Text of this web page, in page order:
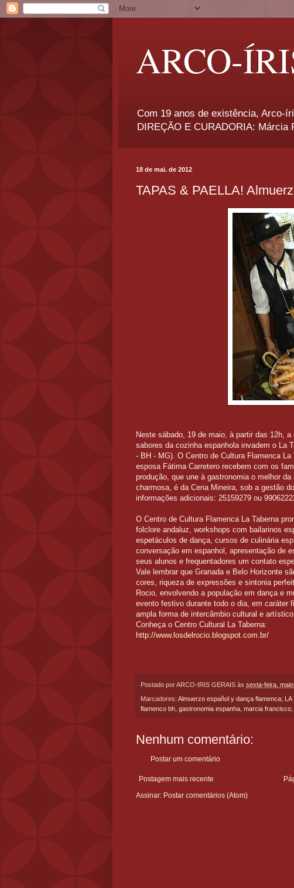
ARCO-
Com 19 anos de existência, Arco-
DIREÇÃO E CURADORIA:
18 de mai. de 2012
TAPAS & PAELLA!
Neste sábado, 19 de maio, à partir das 12h,
sabores da cozinha espanhola invadem o La
- BH - MG). O Centro de Cultura Flamenca
esposa Fátima Carretero recebem com os
produção, que une à gastronomia o melhor
charmosa, é da Cena Mineira, sob a gestão
informações adicionais: 25159279 ou
O Centro de Cultura Flamenca La Taberna
folclore andaluz, workshops com bailarinos
espetáculos de dança, cursos de culinária
conversação em espanhol, apresentação de
seus alunos e frequentadores um contato
Vale lembrar que Granada e Belo Horizonte
cores, riqueza de expressões e sintonia
Rocio, envolvendo a população em dança e
evento festivo durante todo o dia, em caráter
ampla forma de intercâmbio cultural e
Conheça o Centro Cultural La Taberna:
http://www.losdelrocio.blogspot.com.br/
Postado porARCO-IRIS GERAIS às sexta-feira,
Marcadores: Almuerzo español y dança flamenca; LA
flamenco bh, gastronomia espanha, marcia francisco,
Nenhum comentário:
Postar um comentário
Postagem mais recente
Assinar: Postar comentários (Atom)